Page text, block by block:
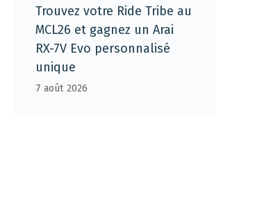
Trouvez votre Ride Tribe au
MCL26 et gagnez un Arai
RX-7V Evo personnalisé
unique
7 août 2026